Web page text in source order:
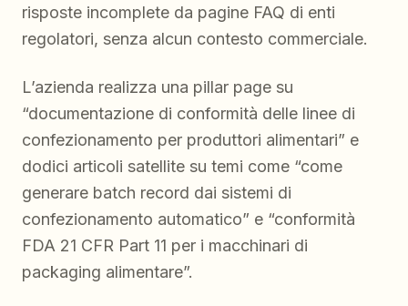
risposte incomplete da pagine FAQ di enti
regolatori, senza alcun contesto commerciale.
L’azienda realizza una pillar page su
“documentazione di conformità delle linee di
confezionamento per produttori alimentari” e
dodici articoli satellite su temi come “come
generare batch record dai sistemi di
confezionamento automatico” e “conformità
FDA 21 CFR Part 11 per i macchinari di
packaging alimentare”.